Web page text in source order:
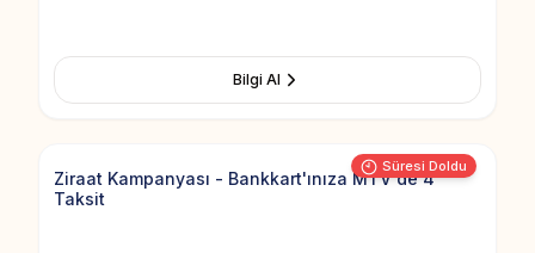
Bilgi Al
Süresi Doldu
Add to
Ziraat Kampanyası - Bankkart'ınıza MTV'de 4
Taksit